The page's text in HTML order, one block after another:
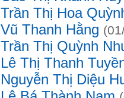
Trần Thị Hoa
Vũ Thanh Hằng
Trần Thị Quỳnh
Lê Thị Thanh
Nguyễn Thị Diệu